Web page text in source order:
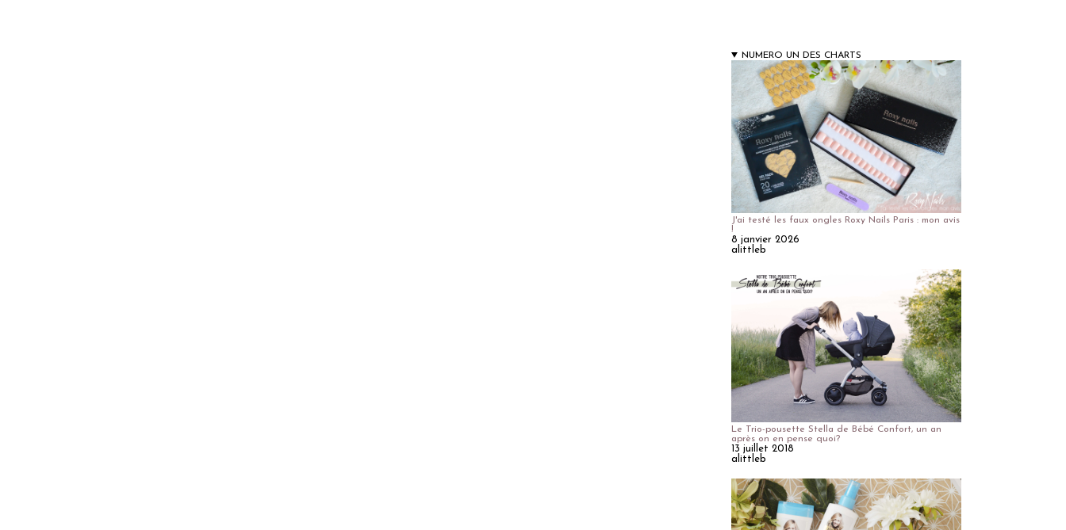
NUMERO UN DES CHARTS
J'ai testé les faux ongles Roxy Nails Paris : mon avis
!
8 janvier 2026
alittleb
Le Trio-pousette Stella de Bébé Confort, un an
après on en pense quoi?
13 juillet 2018
alittleb